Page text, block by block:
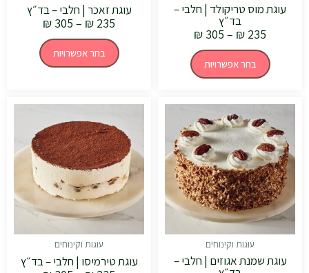
עוגת מוס טריקולד | חלבי –
בד״ץ
₪ 235
–
₪ 305
בחר אפשרויות
עוגת זאכר | חלבי – בד״ץ
₪ 235
–
₪ 305
בחר אפשרויות
עוגות וקינוחים
עוגת שמנת אגוזים | חלבי –
טווח
עד
למוצר
יש
מספר
סוגים.
ניתן
לבחור
את
האפשרויות
עוגות וקינוחים
עוגת טירמיסו | חלבי – בד״ץ
טווח
עד
למוצר
יש
מספר
סוגים.
ניתן
לבחור
את